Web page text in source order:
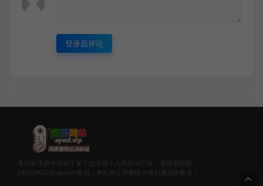
登录后评论
本站如无意中侵犯了某个企业或个人的知识产权，请联系邮箱：
185529643@qq.com告知，本站将立即删除并致以最深的歉意！